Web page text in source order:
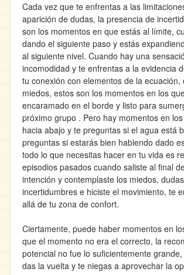
Cada vez que te enfrentas a las
aparición de dudas, la presencia de
son los momentos en que estás al límite,
dando el siguiente paso y estás
al siguiente nivel. Cuando hay una
incomodidad y te enfrentas a la evidencia
tu conexión con elementos de la ecuación,
miedos, estos son los momentos en los
encaramado en el borde y listo para
próximo grupo . Pero hay momentos en
hacia abajo y te preguntas si el agua está
preguntas si estarás bien habiendo dado
todo lo que necesitas hacer en tu vida es
episodios pasados cuando saliste al final
intención y contemplaste los miedos,
incertidumbres e hiciste el movimiento, te
allá de tu zona de confort.
Ciertamente, puede haber momentos en
que el momento no era el correcto, la
potencial no fue lo suficientemente
das la vuelta y te niegas a aprovechar la